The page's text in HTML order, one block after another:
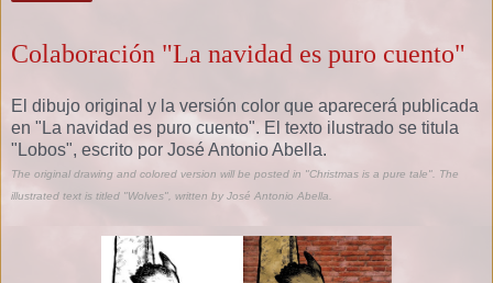
Colaboración "La navidad es puro cuento"
El dibujo original y la versión color que aparecerá publicada
en "La navidad es puro cuento". El texto ilustrado se titula
"Lobos", escrito por José Antonio Abella.
The original drawing and colored version will be posted in "Christmas is a pure tale". The
illustrated text is titled "Wolves", written by José Antonio Abella.